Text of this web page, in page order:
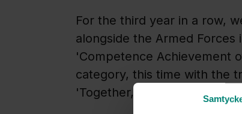
For the third year in a row,
alongside the Armed Forces
'Competence Achievement
category, this time with the
'Together, we are the Total